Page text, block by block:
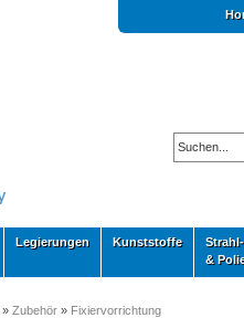
Legierungen Kunststoffe
Strahl-
&
» Zubehör » Fixiervorrichtung